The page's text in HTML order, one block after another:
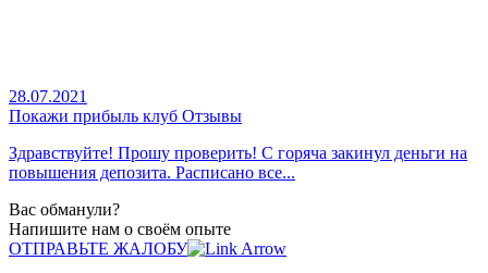
28.07.2021
Покажи прибыль клуб Отзывы
Здравствуйте! Прошу проверить! С горяча закинул деньги на
повышения депозита. Расписано все...
Вас обманули?
Напишите нам о своём опыте
ОТПРАВЬТЕ ЖАЛОБУ